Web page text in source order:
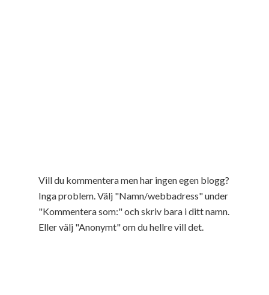
Vill du kommentera men har ingen egen blogg?
Inga problem. Välj "Namn/webbadress" under
"Kommentera som:" och skriv bara i ditt namn.
Eller välj "Anonymt" om du hellre vill det.